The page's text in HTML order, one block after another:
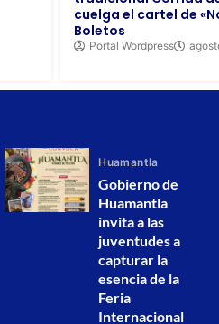
cuelga el cartel de
Boletos
Portal Wordpress
Huamantla
Gobierno de
Huamantla
invita a las
juventudes a
capturar la
esencia de la
Feria
Internacional